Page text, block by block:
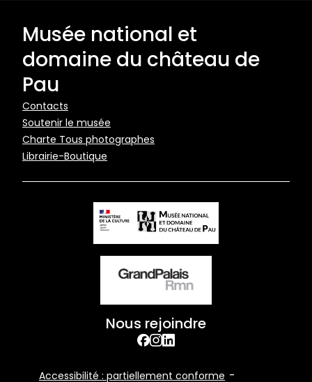
Musée national et
domaine du château de
Pau
Pied
de
page
Contacts
Soutenir le musée
Charte Tous photographes
Librairie-Boutique
Nous rejoindre
facebook
Instagram
Accessibilité : partiellement conforme